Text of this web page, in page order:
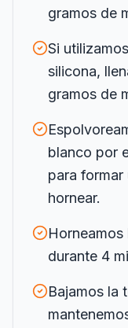
gramos de
Si
silicona,
gramos de
blanco por
para formar
hornear.
Horneamos
durante 4
Bajamos la